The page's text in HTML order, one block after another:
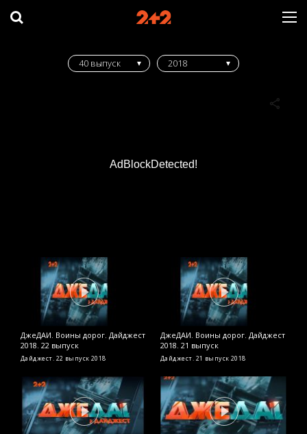
AdBlockDetected!
40 выпуск 2018
ДжеДАИ. Воины дорог. Дайджест
2018. 22 выпуск
Дайджест. 22 выпуск 2018
ДжеДАИ. Воины дорог. Дайджест
2018. 21 выпуск
Дайджест. 21 выпуск 2018